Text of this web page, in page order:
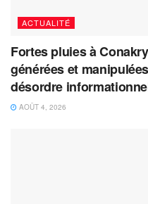
ACTUALITÉ
Fortes pluies à
générées et
désordre
AOÛT 4, 2026